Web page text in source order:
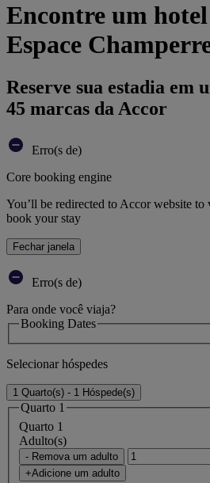
Encontre um
Espace
Reserve sua estadia em
45 marcas da Accor
Erro(s de)
Core booking engine
You’ll be redirected to Accor website to
book your stay
Fechar janela
Erro(s de)
Para onde você viaja?
Booking Dates
Selecionar hóspedes
1 Quarto(s) - 1 Hóspede(s)
Quarto 1
Quarto 1
Adulto(s)
- Remova um adulto
+Adicione um adulto